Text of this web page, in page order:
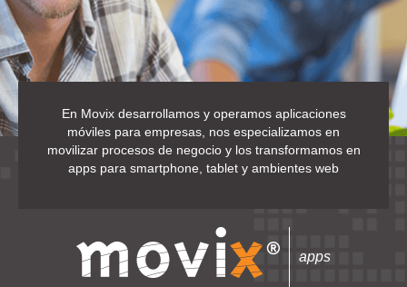
En Movix desarrollamos y operamos aplicaciones
móviles para empresas, nos especializamos en
movilizar procesos de negocio y los transformamos en
apps para smartphone, tablet y ambientes web
apps